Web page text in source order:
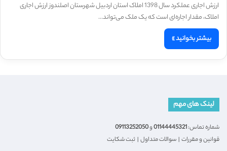
ارزش اجاری عملکرد سال 1398 املاک استان اردبیل شهرستان اصلندوز ارزش اجاری
املاک، مقدار اجاره‌ای است که یک ملک می‌تواند…
بیشتر بخوانید »
لینک های مهم
شماره تماس:01144445321و09113252050
قوانین و مقررات | سوالات متداول | ثبت شکایت